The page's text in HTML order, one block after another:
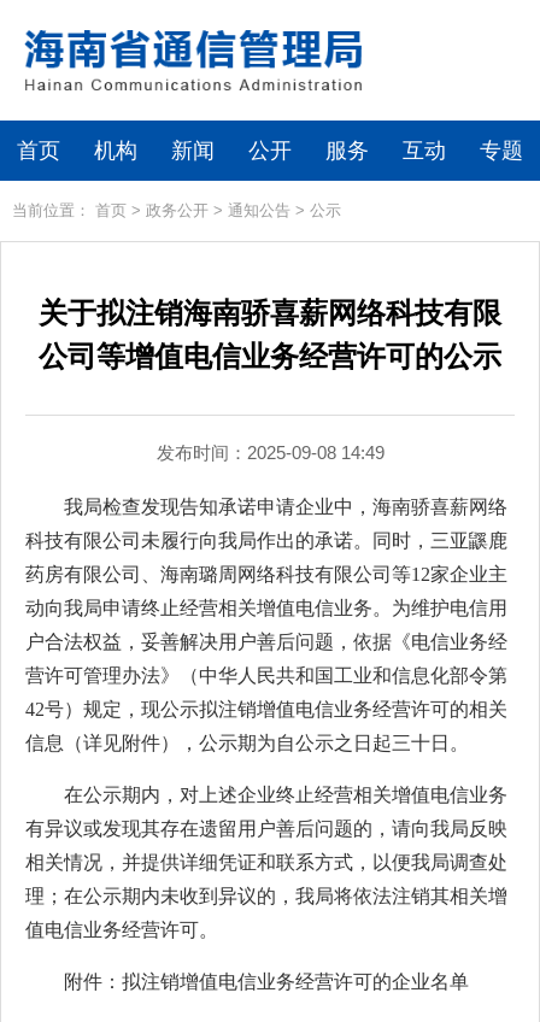
首页 机构 新闻 公开 服务 互动 专题
当前位置： 首页 > 政务公开 > 通知公告 > 公示
关于拟注销海南骄喜薪网络科技有限
公司等增值电信业务经营许可的公示
发布时间：2025-09-08 14:49
我局检查发现告知承诺申请企业中， 海南骄喜薪网络
科技有限公司 未履行向我局作出的承诺。同时，三亚鼷鹿
药房有限公司、海南璐周网络科技有限公司等12家企业主
动向我局申请终止经营相关增值电信业务。为维护电信用
户合法权益，妥善解决用户善后问题，依据《电信业务经
营许可管理办法》（中华人民共和国工业和信息化部令第
42号）规定，现公示拟注销增值电信业务经营许可的相关
信息（详见附件），公示期为自公示之日起三十日。
在公示期内，对上述企业终止经营相关增值电信业务
有异议或发现其存在遗留用户善后问题的，请向我局反映
相关情况，并提供详细凭证和联系方式，以便我局调查处
理；在公示期内未收到异议的，我局将依法注销其相关增
值电信业务经营许可。
附件：拟注销增值电信业务经营许可的企业名单